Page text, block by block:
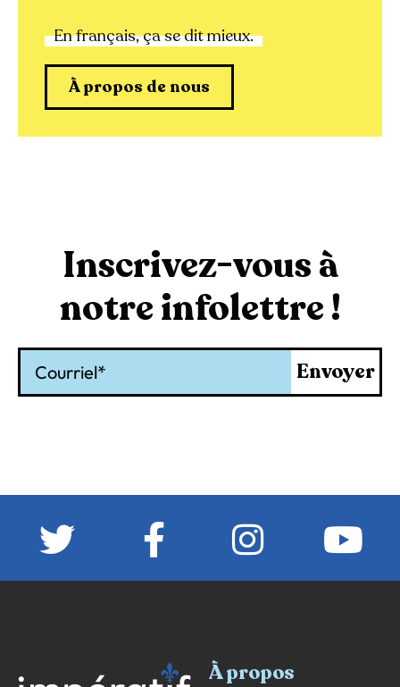
En français, ça se dit mieux.
À propos de nous
Inscrivez-vous à
notre infolettre !
Envoyer
À propos